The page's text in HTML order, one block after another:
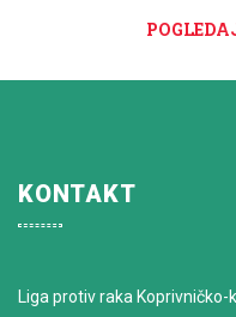
KONTAKT
Liga protiv raka Koprivničko-